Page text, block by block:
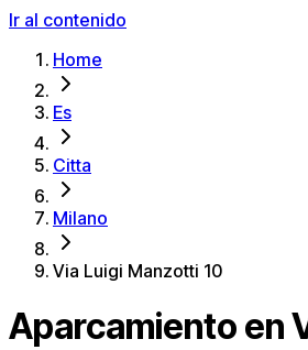
Ir al contenido
Home
Es
Citta
Milano
Via Luigi Manzotti 10
Aparcamiento en